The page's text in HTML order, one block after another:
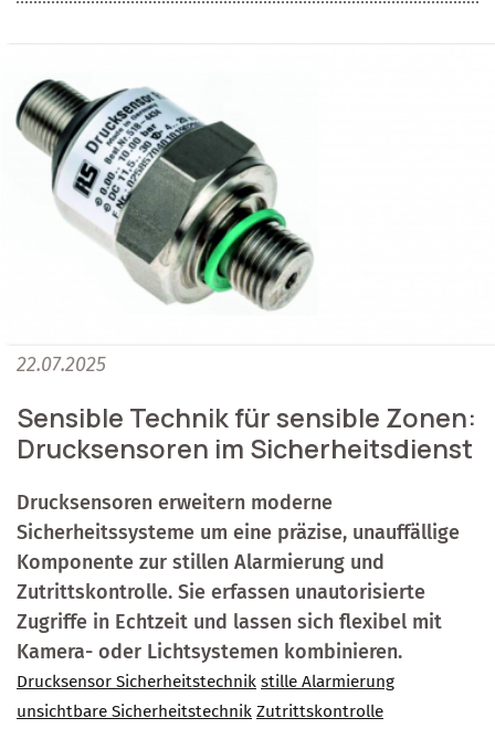
22.07.2025
Sensible Technik für sensible Zonen:
Drucksensoren im Sicherheitsdienst
Drucksensoren erweitern moderne
Sicherheitssysteme um eine präzise, unauffällige
Komponente zur stillen Alarmierung und
Zutrittskontrolle. Sie erfassen unautorisierte
Zugriffe in Echtzeit und lassen sich flexibel mit
Kamera- oder Lichtsystemen kombinieren.
Drucksensor Sicherheitstechnik stille Alarmierung
unsichtbare Sicherheitstechnik Zutrittskontrolle